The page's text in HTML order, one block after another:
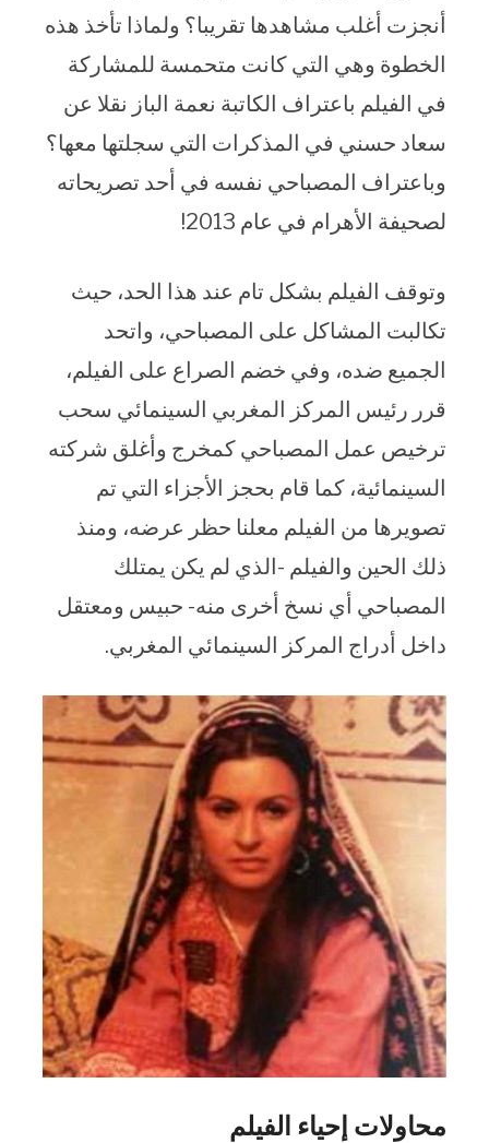
أنجزت أغلب مشاهدها تقريبا؟ ولماذا تأخذ هذه
الخطوة وهي التي كانت متحمسة للمشاركة
في الفيلم باعتراف الكاتبة نعمة الباز نقلا عن
سعاد حسني في المذكرات التي سجلتها معها؟
وباعتراف المصباحي نفسه في أحد تصريحاته
لصحيفة الأهرام في عام 2013!
وتوقف الفيلم بشكل تام عند هذا الحد، حيث
تكالبت المشاكل على المصباحي، واتحد
الجميع ضده، وفي خضم الصراع على الفيلم،
قرر رئيس المركز المغربي السينمائي سحب
ترخيص عمل المصباحي كمخرج وأغلق شركته
السينمائية، كما قام بحجز الأجزاء التي تم
تصويرها من الفيلم معلنا حظر عرضه، ومنذ
ذلك الحين والفيلم -الذي لم يكن يمتلك
المصباحي أي نسخ أخرى منه- حبيس ومعتقل
داخل أدراج المركز السينمائي المغربي.
محاولات إحياء الفيلم